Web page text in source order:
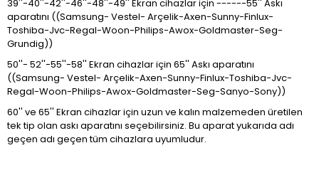
39''-40''-42''-46''-48''-49'' Ekran cihazlar için ------55'' Askı
aparatını ((Samsung- Vestel- Arçelik-Axen-Sunny-Finlux-
Toshiba-Jvc-Regal-Woon-Philips-Awox-Goldmaster-Seg-
Grundig))
50''- 52''-55''-58'' Ekran cihazlar için 65'' Askı aparatını
((Samsung- Vestel- Arçelik-Axen-Sunny-Finlux-Toshiba-Jvc-
Regal-Woon-Philips-Awox-Goldmaster-Seg-Sanyo-Sony))
60'' ve 65'' Ekran cihazlar için uzun ve kalın malzemeden üretilen
tek tip olan askı aparatını seçebilirsiniz. Bu aparat yukarıda adı
geçen adı geçen tüm cihazlara uyumludur.